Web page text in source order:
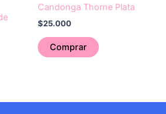
Candonga Thorne Plata
$25.000
Comprar